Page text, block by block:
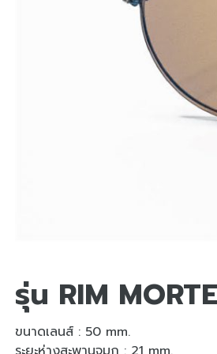
รุ่น RIM
ขนาดเลนส์ : 50 mm.